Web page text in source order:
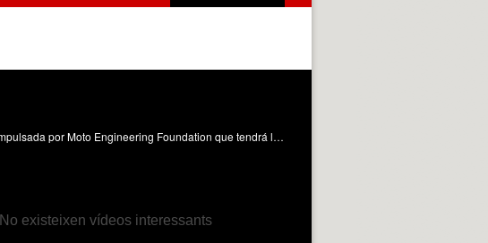
El equipo MotoR-UPV se prepara para participar en MotoStudent, competición de carácter internacional impulsada por Moto Engineering Foundation que tendrá lugar el próximo mes de octubre en el Circuito de MotorLand Aragón. Para celebrarlo, el Ágora de la UPV ha acogida una exhibición donde ha participado el piloto Héctor Garzó.
No existeixen vídeos interessants